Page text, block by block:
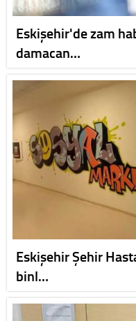
Eskişehir'de zam
damacan…
Eskişehir Şehir
binl…